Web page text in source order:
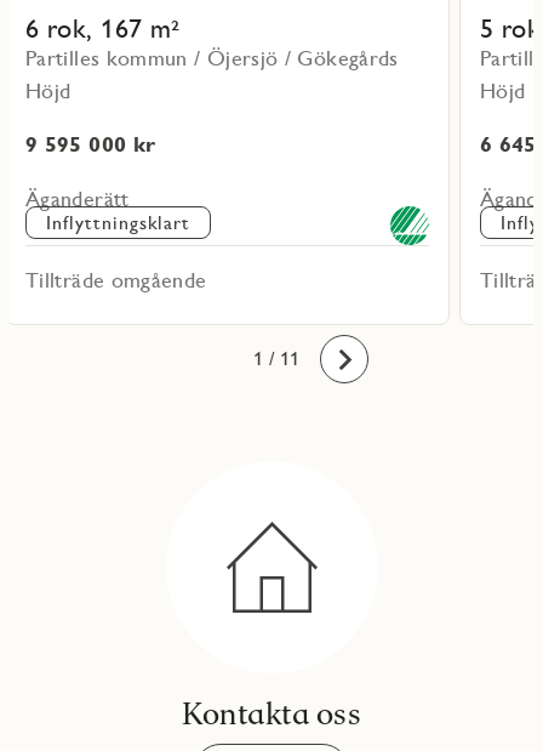
6 rok, 167 m²
Partilles kommun / Öjersjö / Gökegårds
Höjd
9 595 000 kr
Äganderätt
Inflyttningsklart
Tillträde omgående
5
Höjd
6
1
2
3
4
5
6
7
8
9
10
11 / 11 Framåt
Kontakta oss